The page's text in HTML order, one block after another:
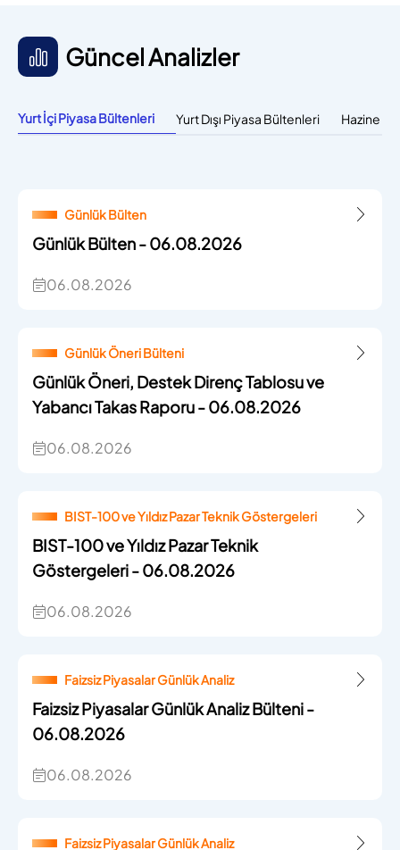
Güncel Analizler
Yurt İçi Piyasa Bültenleri Yurt Dışı Piyasa Bültenleri Hazine
Günlük Bülten
Günlük Bülten - 06.08.2026
06.08.2026
Günlük Öneri Bülteni
Günlük Öneri, Destek Direnç Tablosu ve
Yabancı Takas Raporu - 06.08.2026
06.08.2026
BIST-100 ve Yıldız Pazar Teknik Göstergeleri
BIST-100 ve Yıldız Pazar Teknik
Göstergeleri - 06.08.2026
06.08.2026
Faizsiz Piyasalar Günlük Analiz
Faizsiz Piyasalar Günlük Analiz Bülteni -
06.08.2026
06.08.2026
Faizsiz Piyasalar Günlük Analiz